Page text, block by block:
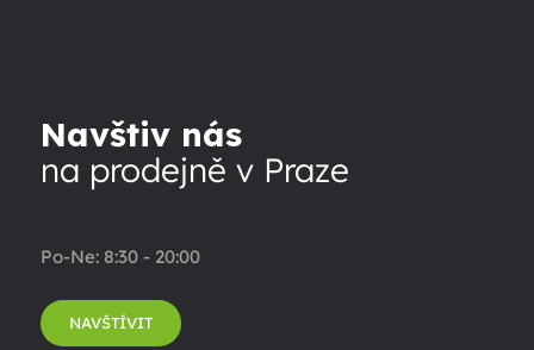
Navštiv nás
na prodejně v Praze
Po-Ne: 8:30 - 20:00
NAVŠTÍVIT